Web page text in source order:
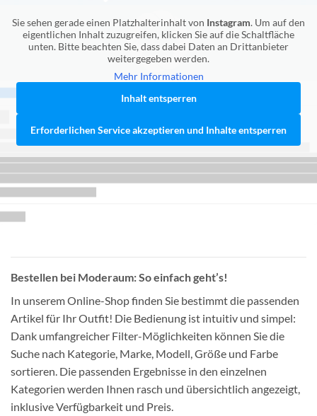
Sie sehen gerade einen Platzhalterinhalt von Instagram. Um auf den
eigentlichen Inhalt zuzugreifen, klicken Sie auf die Schaltfläche
unten. Bitte beachten Sie, dass dabei Daten an Drittanbieter
weitergegeben werden.
Mehr Informationen
Inhalt entsperren
Erforderlichen Service akzeptieren und Inhalte entsperren
Bestellen bei Moderaum: So einfach geht’s!
In unserem Online-Shop finden Sie bestimmt die passenden
Artikel für Ihr Outfit! Die Bedienung ist intuitiv und simpel:
Dank umfangreicher Filter-Möglichkeiten können Sie die
Suche nach Kategorie, Marke, Modell, Größe und Farbe
sortieren. Die passenden Ergebnisse in den einzelnen
Kategorien werden Ihnen rasch und übersichtlich angezeigt,
inklusive Verfügbarkeit und Preis.